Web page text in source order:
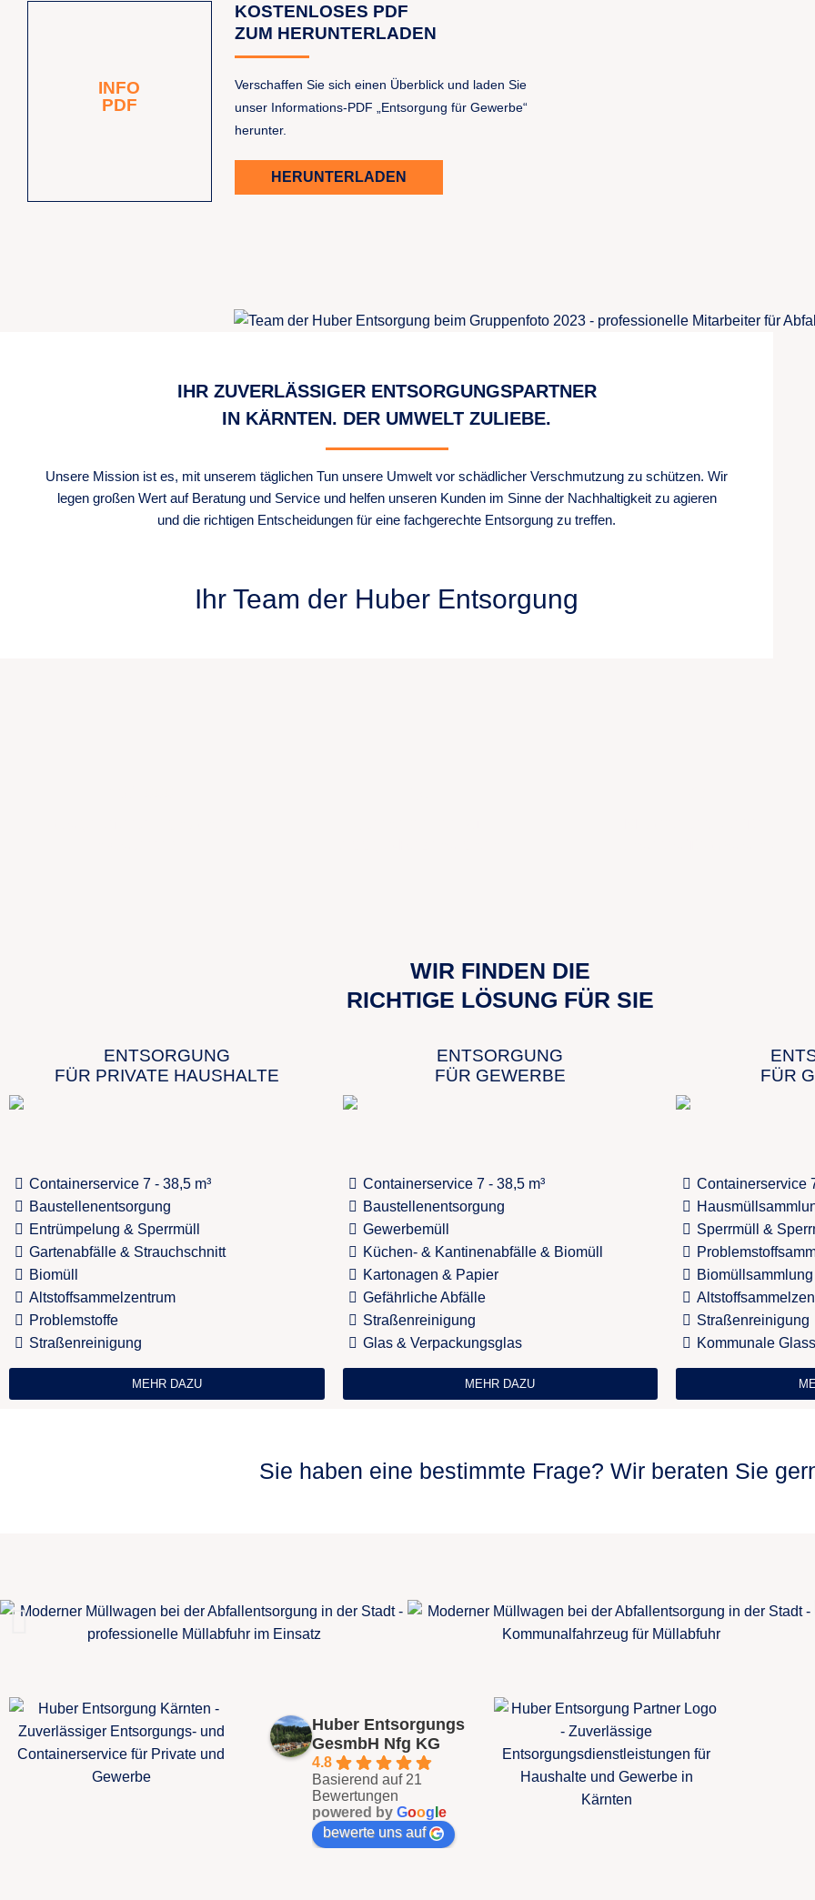
INFO
PDF
KOSTENLOSES PDF
ZUM HERUNTERLADEN
Verschaffen Sie sich einen Überblick und laden Sie
unser Informations-PDF „Entsorgung für Gewerbe“
herunter.
HERUNTERLADEN
IHR ZUVERLÄSSIGER ENTSORGUNGSPARTNER
IN KÄRNTEN. DER UMWELT ZULIEBE.
Unsere Mission ist es, mit unserem täglichen Tun unsere Umwelt vor schädlicher Verschmutzung zu schützen. Wir
legen großen Wert auf Beratung und Service und helfen unseren Kunden im Sinne der Nachhaltigkeit zu agieren
und die richtigen Entscheidungen für eine fachgerechte Entsorgung zu treffen.
Ihr Team der Huber Entsorgung
WIR FINDEN DIE
RICHTIGE LÖSUNG FÜR SIE
ENTSORGUNG
FÜR PRIVATE HAUSHALTE
Containerservice 7 - 38,5 m³
Baustellenentsorgung
Entrümpelung & Sperrmüll
Gartenabfälle & Strauchschnitt
Biomüll
Altstoffsammelzentrum
Problemstoffe
Straßenreinigung
MEHR DAZU
ENTSORGUNG
FÜR GEWERBE
Containerservice 7 - 38,5 m³
Baustellenentsorgung
Gewerbemüll
Küchen- & Kantinenabfälle & Biomüll
Kartonagen & Papier
Gefährliche Abfälle
Straßenreinigung
Glas & Verpackungsglas
MEHR DAZU
FÜR
Containerservice
Sperrmüll &
Biomüllsammlung
Straßenreinigung
Kommunale
Sie haben eine bestimmte Frage? Wir beraten Sie
Huber Entsorgungs
GesmbH Nfg KG
4.8
Basierend auf 21
Bewertungen
powered by Goog e
bewerte uns auf